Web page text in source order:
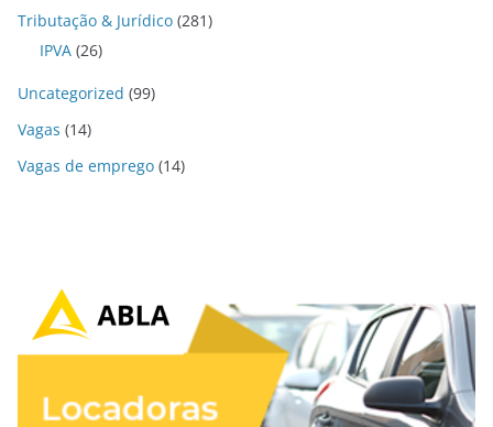
Tributação & Jurídico (281)
IPVA (26)
Uncategorized (99)
Vagas (14)
Vagas de emprego (14)